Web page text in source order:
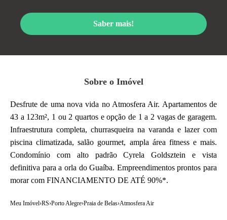
Sobre o Imóvel
Desfrute de uma nova vida no Atmosfera Air. Apartamentos de
43 a 123m², 1 ou 2 quartos e opção de 1 a 2 vagas de garagem.
Infraestrutura completa, churrasqueira na varanda e lazer com
piscina climatizada, salão gourmet, ampla área fitness e mais.
Condomínio com alto padrão Cyrela Goldsztein e vista
definitiva para a orla do Guaíba. Empreendimentos prontos para
morar com FINANCIAMENTO DE ATÉ 90%*.
Meu Imóvel›RS›Porto Alegre›Praia de Belas›Atmosfera Air
Saber mais!